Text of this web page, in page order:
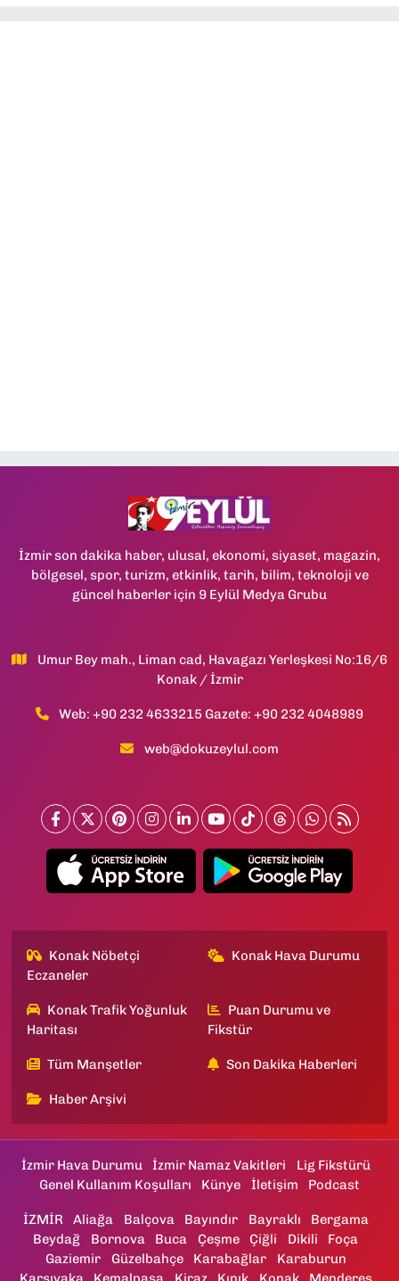
İzmir son dakika haber, ulusal, ekonomi, siyaset, magazin,
bölgesel, spor, turizm, etkinlik, tarih, bilim, teknoloji ve
güncel haberler için 9 Eylül Medya Grubu
Umur Bey mah., Liman cad, Havagazı Yerleşkesi No:16/6
Konak / İzmir
Web: +90 232 4633215 Gazete: +90 232 4048989
web@dokuzeylul.com
Konak Nöbetçi
Eczaneler
Konak Hava Durumu
Konak Trafik Yoğunluk
Haritası
Puan Durumu ve
Fikstür
Tüm Manşetler Son Dakika Haberleri
Haber Arşivi
İzmir Hava Durumu İzmir Namaz Vakitleri
Lig Fikstürü
Genel Kullanım Koşulları
Künye İletişim Podcast
İZMİR Aliağa Balçova Bayındır Bayraklı
Bergama
Beydağ
Bornova Buca Çeşme Çiğli Dikili
Foça
Gaziemir
Güzelbahçe Karabağlar
Karaburun